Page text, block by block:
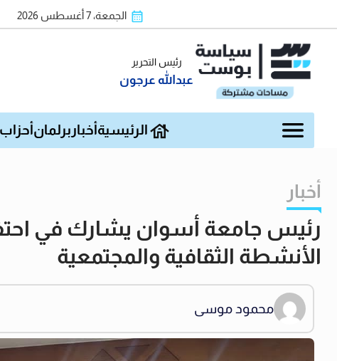
الجمعة، 7 أغسطس 2026
رئيس التحرير
عبدالله عرجون
الرئيسية أخبار برلمان أحزاب
أخبار
رئيس جامعة أسوان يشارك في
الأنشطة الثقافية والمجتمعية
محمود موسى